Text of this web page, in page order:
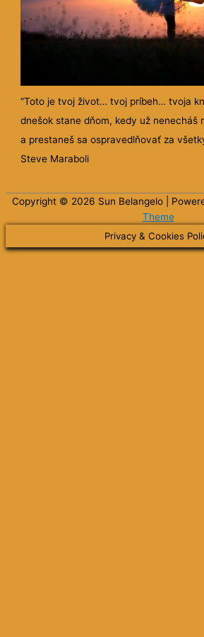
“Toto je tvoj život… tvoj príbeh… tvoja
dnešok stane dňom, kedy už nenecháš
a prestaneš sa ospravedlňovať za
Steve Maraboli
Copyright © 2026 Sun Belangelo |
Theme
Privacy & Cookies